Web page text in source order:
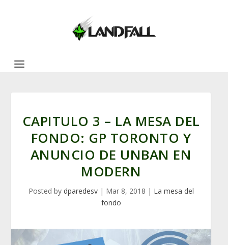
CAPITULO 3 – LA MESA DEL
FONDO: GP TORONTO Y
ANUNCIO DE UNBAN EN
MODERN
Posted by dparedesv| Mar 8, 2018 | La mesa del
fondo